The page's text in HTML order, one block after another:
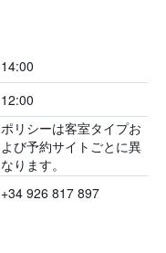
14:00
12:00
ポリシーは客室タイプお
よび予約サイトごとに異
なります。
+34 926 817 897